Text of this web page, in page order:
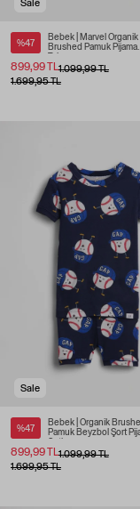
Sale
%47
Bebek | Marvel Organik
Brushed Pamuk Pijama
Takımı
1.099,99 TL
899,99 TL
1.699,95 TL
Sale
%47
Bebek | Organik Brushed
Pamuk Beyzbol Şort
1.099,99 TL
899,99 TL
1.699,95 TL